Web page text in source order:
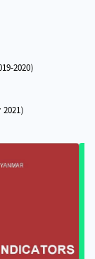
2020)